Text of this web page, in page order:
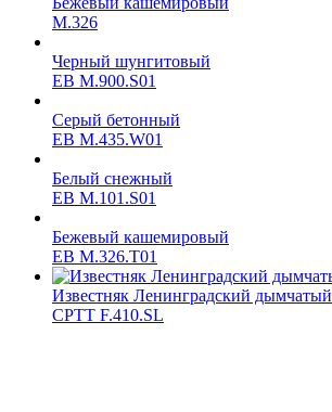
M.326
Черный шунгитовый
ЕВ M.900.S01
Серый бетонный
ЕВ M.435.W01
Белый снежный
ЕВ M.101.S01
Бежевый кашемировый
ЕВ M.326.T01
Известняк Ленинградский дымчатый
CPTT F.410.SL